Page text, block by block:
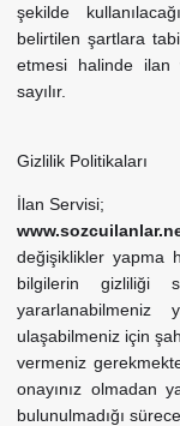
şekilde
belirtilen şartlara
etmesi halinde ilan
sayılır.
Gizlilik Politikaları
İlan Servisi;
değişiklikler yapma
bilgilerin gizliliği
ulaşabilmeniz için
vermeniz
onayınız olmadan
bulunulmadığı